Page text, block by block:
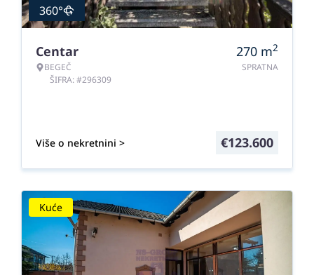
360°
Centar
BEGEČ
ŠIFRA: #296309
270 m2
SPRATNA
Više o nekretnini > €123.600
Kuće